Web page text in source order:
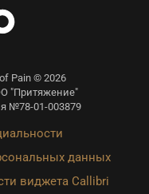
Pain © 2026
"Притяжение"
№78-01-003879
данных
виджета Callibri